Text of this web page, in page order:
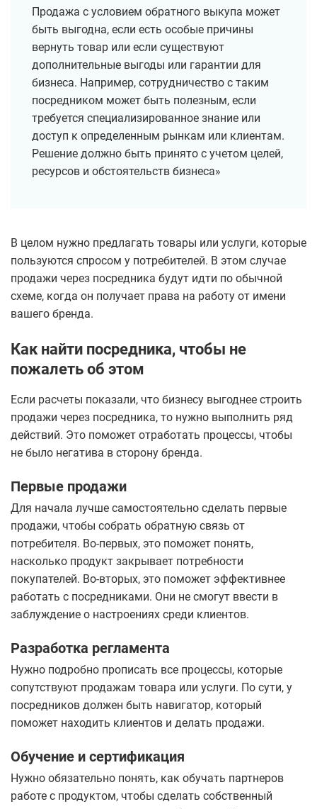
Продажа с условием обратного выкупа может
быть выгодна, если есть особые причины
вернуть товар или если существуют
дополнительные выгоды или гарантии для
бизнеса. Например, сотрудничество с таким
посредником может быть полезным, если
требуется специализированное знание или
доступ к определенным рынкам или клиентам.
Решение должно быть принято с учетом целей,
ресурсов и обстоятельств бизнеса»
В целом нужно предлагать товары или услуги, которые
пользуются спросом у потребителей. В этом случае
продажи через посредника будут идти по обычной
схеме, когда он получает права на работу от имени
вашего бренда.
Как найти посредника, чтобы не
пожалеть об этом
Если расчеты показали, что бизнесу выгоднее строить
продажи через посредника, то нужно выполнить ряд
действий. Это поможет отработать процессы, чтобы
не было негатива в сторону бренда.
Первые продажи
Для начала лучше самостоятельно сделать первые
продажи, чтобы собрать обратную связь от
потребителя. Во-первых, это поможет понять,
насколько продукт закрывает потребности
покупателей. Во-вторых, это поможет эффективнее
работать с посредниками. Они не смогут ввести в
заблуждение о настроениях среди клиентов.
Разработка регламента
Нужно подробно прописать все процессы, которые
сопутствуют продажам товара или услуги. По сути, у
посредников должен быть навигатор, который
поможет находить клиентов и делать продажи.
Обучение и сертификация
Нужно обязательно понять, как обучать партнеров
работе с продуктом, чтобы сделать собственный